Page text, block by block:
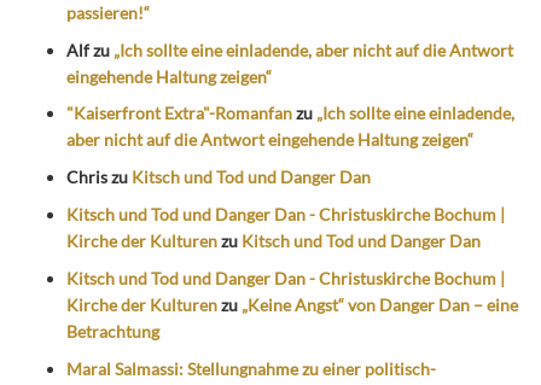
passieren!“
Alfzu „Ich sollte eine einladende, aber nicht auf die Antwort
eingehende Haltung zeigen“
"Kaiserfront Extra"-Romanfanzu „Ich sollte eine einladende,
aber nicht auf die Antwort eingehende Haltung zeigen“
Chriszu Kitsch und Tod und Danger Dan
Kitsch und Tod und Danger Dan - Christuskirche Bochum |
Kirche der Kulturenzu Kitsch und Tod und Danger Dan
Kitsch und Tod und Danger Dan - Christuskirche Bochum |
Kirche der Kulturenzu „Keine Angst“ von Danger Dan – eine
Betrachtung
Maral Salmassi: Stellungnahme zu einer politisch-